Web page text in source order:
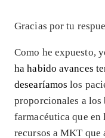
Gracias por tu
Como he expuesto,
ha habido avances
desearíamos los
proporcionales a
farmacéutica que en
recursos a MKT que